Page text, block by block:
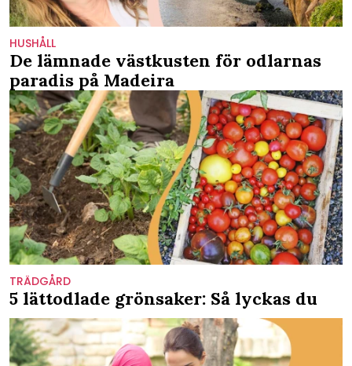
HUSHÅLL
De lämnade västkusten för odlarnas
paradis på Madeira
TRÄDGÅRD
5 lättodlade grönsaker: Så lyckas du